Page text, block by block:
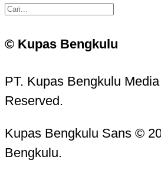
© Kupas Bengkulu
PT. Kupas Bengkulu
Reserved.
Kupas Bengkulu Sans ©
Bengkulu.